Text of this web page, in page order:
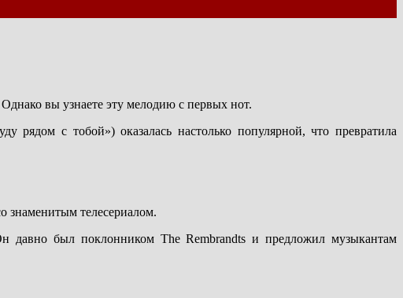
вы узнаете эту мелодию с первых нот.
с тобой») оказалась настолько популярной, что превратила
знаменитым телесериалом.
давно был поклонником The Rembrandts и предложил музыкантам